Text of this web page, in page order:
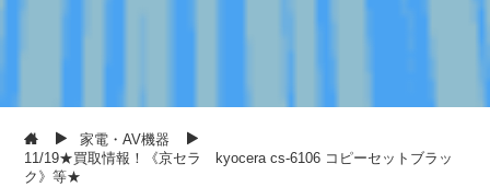
家電・AV機器
11/19★買取情報！《京セラ kyocera cs-6106 コピーセットブラッ
ク》等★